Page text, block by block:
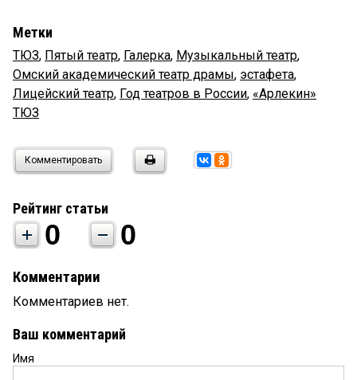
Метки
ТЮЗ, Пятый театр, Галерка, Музыкальный театр,
Омский академический театр драмы, эстафета,
Лицейский театр, Год театров в России, «Арлекин»
ТЮЗ
Комментировать
Рейтинг статьи
0 0
Комментарии
Комментариев нет.
Ваш комментарий
Имя